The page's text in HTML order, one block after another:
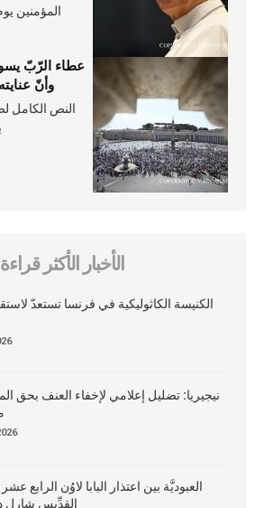
المؤمنين يوم
عطاء الرّبّ
وأنّ
النص الكامل
الأخبار الأكثر قراءة
الكنيسة الكاثوليكية في فرنسا تستعدّ
نيجيريا: تضليل إعلامي لإخفاء العنف بحق
العبوديَّة بين اعتذار البابا لاوُن الرابع
القدِّيس شارل